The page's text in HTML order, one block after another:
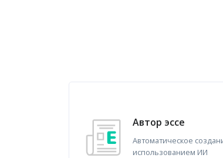
Автор эссе
Автоматическое
использованием ИИ